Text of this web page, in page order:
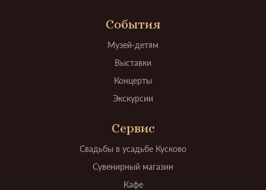
События
Музей-детям
Выставки
Концерты
Экскурсии
Сервис
Свадьбы в усадьбе Кусково
Сувенирный магазин
Кафе